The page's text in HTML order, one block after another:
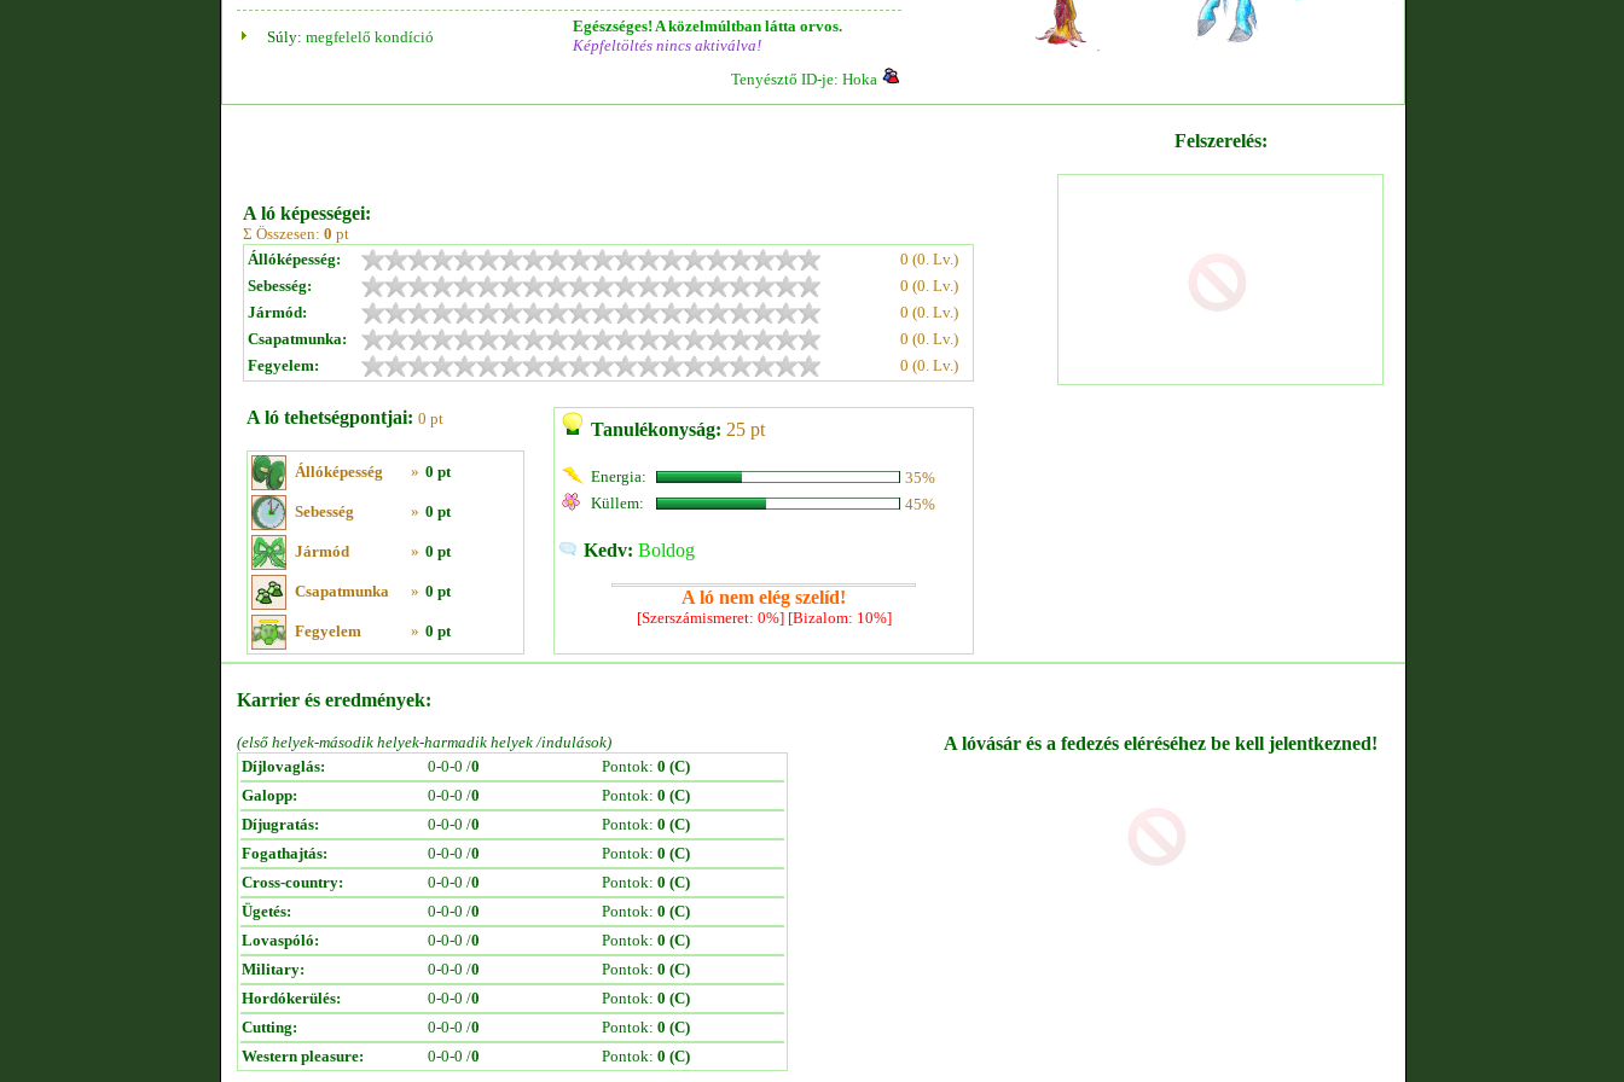
Súly: megfelelő kondíció
Egészséges! A közelmúltban látta orvos.
Képfeltöltés nincs aktiválva!
Tenyésztő ID-je: Hoka
A ló képességei:
Σ Összesen: 0 pt
Állóképesség:
0 (0. Lv.)
Sebesség:
0 (0. Lv.)
Jármód:
0 (0. Lv.)
Csapatmunka:
0 (0. Lv.)
Fegyelem:
0 (0. Lv.)
A ló tehetségpontjai: 0 pt
Állóképesség » 0 pt
Sebesség » 0 pt
Jármód » 0 pt
Csapatmunka » 0 pt
Fegyelem » 0 pt
Tanulékonyság: 25 pt
Energia:
35%
Küllem:
45%
Kedv: Boldog
A ló nem elég szelíd!
[Szerszámismeret: 0%] [Bizalom: 10%]
Felszerelés:
Karrier és eredmények:
(első helyek-második helyek-harmadik helyek /indulások)
Díjlovaglás:
0-0-0 /0 Pontok: 0 (C)
Galopp:
0-0-0 /0 Pontok: 0 (C)
Díjugratás:
0-0-0 /0 Pontok: 0 (C)
Fogathajtás:
0-0-0 /0 Pontok: 0 (C)
Cross-country:
0-0-0 /0 Pontok: 0 (C)
Ügetés:
0-0-0 /0 Pontok: 0 (C)
Lovaspóló:
0-0-0 /0 Pontok: 0 (C)
Military:
0-0-0 /0 Pontok: 0 (C)
Hordókerülés:
0-0-0 /0 Pontok: 0 (C)
Cutting:
0-0-0 /0 Pontok: 0 (C)
Western pleasure:
0-0-0 /0 Pontok: 0 (C)
A lóvásár és a fedezés eléréséhez be kell jelentkezned!